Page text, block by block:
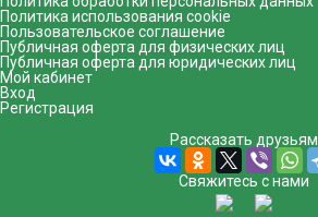
Политика использования cookie
Пользовательское соглашение
Публичная оферта для физических лиц
Публичная оферта для юридических лиц
Мой кабинет
Вход
Регистрация
Рассказать друзьям
Свяжитесь с нами